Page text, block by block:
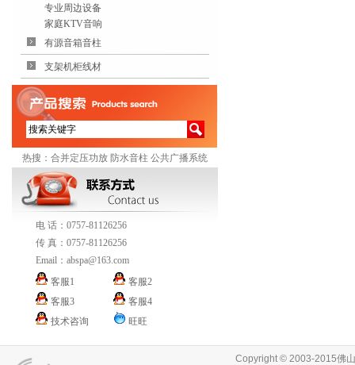
专业周边设备
家庭KTV音响
有源音箱音柱
支架机柜线材
热搜： 合并定压功放 防水音柱 公共广播系统
电 话：0757-81126256
传 真：0757-81126256
Email： abspa@163.com
客服1
客服2
客服3
客服4
技术咨询
旺旺
Copyright © 2003-2015佛